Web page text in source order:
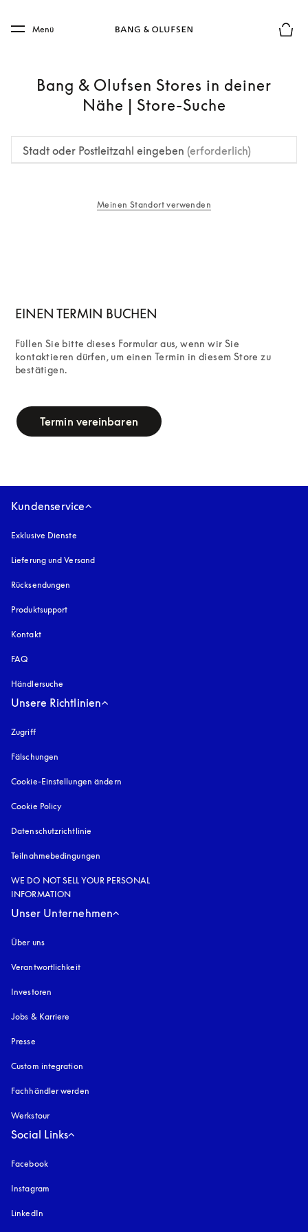
Skip to main footer
Menü
Bang & Olufsen Stores in deiner
Nähe | Store-Suche
Stadt oder Postleitzahl eingeben (erforderlich)
Meinen Standort verwenden
EINEN TERMIN BUCHEN
Füllen Sie bitte dieses Formular aus, wenn wir Sie
kontaktieren dürfen, um einen Termin in diesem Store zu
bestätigen.
Termin vereinbaren
Kundenservice
Exklusive Dienste
Lieferung und Versand
Rücksendungen
Produktsupport
Kontakt
FAQ
Händlersuche
Unsere Richtlinien
Zugrifföffnet sich in einem neuen Tab
Fälschungen
Cookie-Einstellungen ändern
Cookie Policy
Datenschutzrichtlinie
Teilnahmebedingungen
WE DO NOT SELL YOUR PERSONAL
INFORMATION
Unser Unternehmen
Über uns
Verantwortlichkeit
Investoren
Jobs & Karriere
Presse
Custom integration
Fachhändler werden
Werkstour
Social Links
Facebook
Instagram
LinkedIn